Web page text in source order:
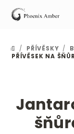
obsah
DOMŮ
/ PŘÍVĚSKY /
PŘÍVĚSEK NA